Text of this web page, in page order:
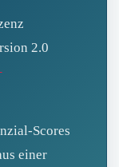
2.0
Scores
einer